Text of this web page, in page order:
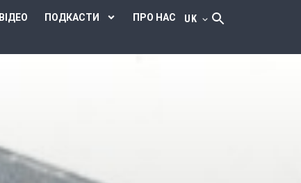
ВІДЕО ПОДКАСТИ ПРО НАС UK